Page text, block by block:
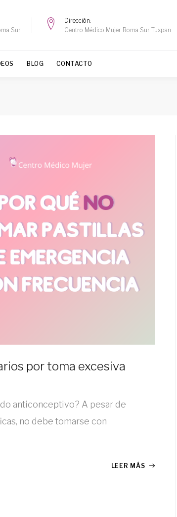
Sur
Dirección
Centro Médico Mujer Roma Sur Tuxpan
BLOG CONTACTO
por toma excesiva
anticonceptivo? A pesar de
no debe tomarse con
LEER MÁS